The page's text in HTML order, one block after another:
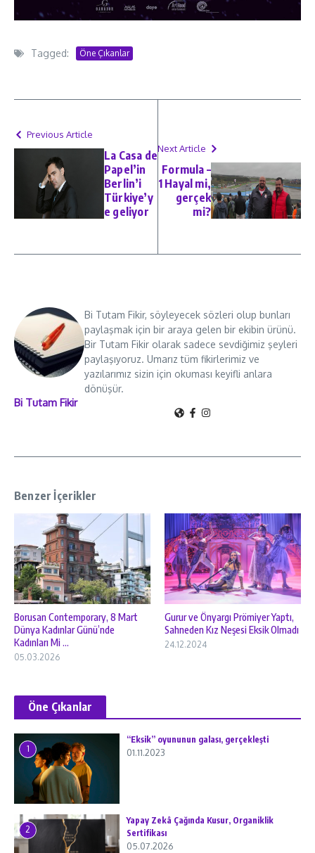
Tagged: Öne Çıkanlar
Previous Article
La Casa de
Papel’in
Berlin’i
Türkiye’y
e geliyor
Next Article
Formula –
1 Hayal mi,
gerçek
mi?
Bi Tutam Fikir
Bi Tutam Fikir, söyleyecek sözleri olup bunları
paylaşmak için bir araya gelen bir ekibin ürünü.
Bir Tutam Fikir olarak sadece sevdiğimiz şeyleri
paylaşıyoruz. Umarız tüm fikirlerimiz ve
yazılarımız sizin için okuması keyifli anlara
dönüşür.
Benzer İçerikler
Borusan Contemporary, 8 Mart
Dünya Kadınlar Günü’nde
Kadınları Mi ...
05.03.2026
Gurur ve Önyargı Prömiyer Yaptı,
Sahneden Kız Neşesi Eksik Olmadı
24.12.2024
Öne Çıkanlar
1
“Eksik” oyununun galası, gerçekleşti
01.11.2023
2
Yapay Zekâ Çağında Kusur, Organiklik
Sertifikası
05.07.2026